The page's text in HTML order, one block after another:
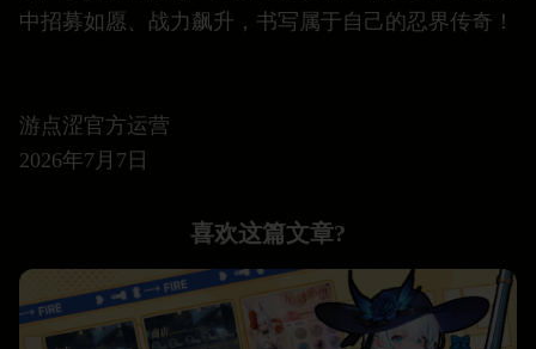
中招募如愿、战力飙升，书写属于自己的忍界传奇！
游点涩官方运营
2026年7月7日
喜欢这篇文章?